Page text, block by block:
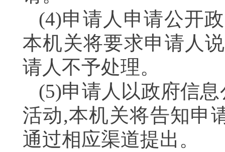
(4)申请人申请公开
本机关将要求申请人
请人不予处理。
(5)申请人以政府信
活动,本机关将告知申
通过相应渠道提出。